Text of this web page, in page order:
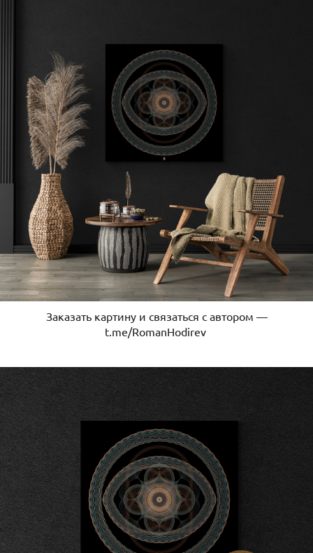
Заказать картину и связаться с автором —
t.me/RomanHodirev